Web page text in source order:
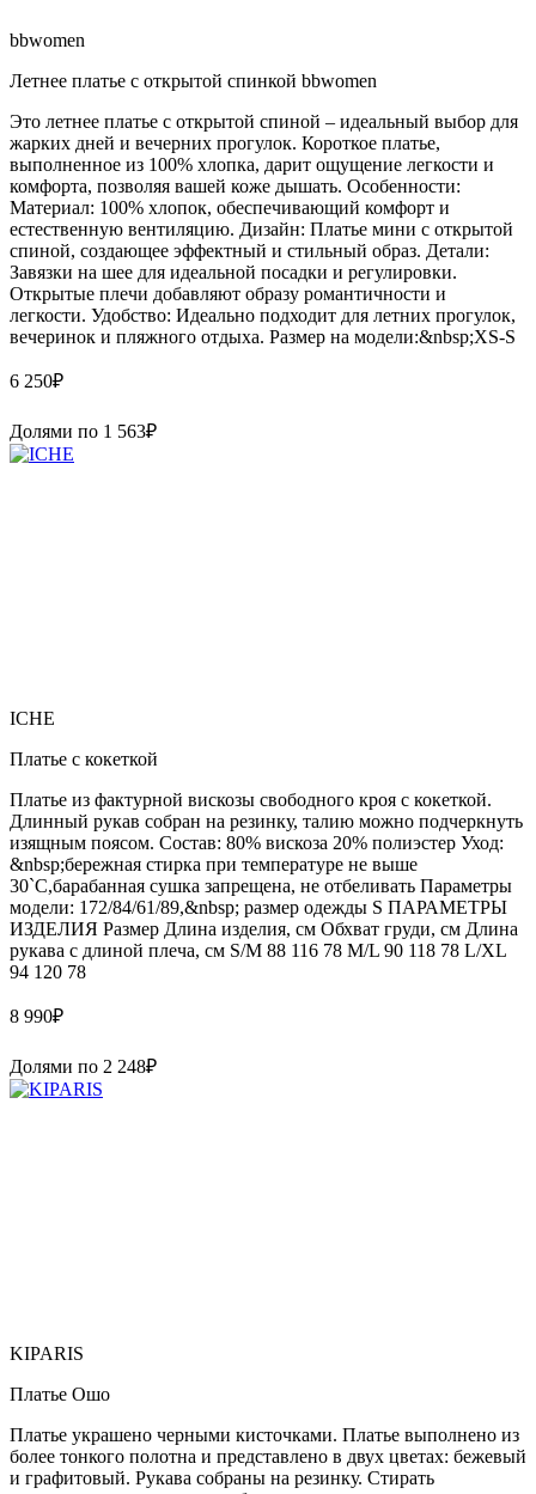
bbwomen
Летнее платье с открытой спинкой bbwomen
Это летнее платье с открытой спиной – идеальный выбор для
жарких дней и вечерних прогулок. Короткое платье,
выполненное из 100% хлопка, дарит ощущение легкости и
комфорта, позволяя вашей коже дышать. Особенности:
Материал: 100% хлопок, обеспечивающий комфорт и
естественную вентиляцию. Дизайн: Платье мини с открытой
спиной, создающее эффектный и стильный образ. Детали:
Завязки на шее для идеальной посадки и регулировки.
Открытые плечи добавляют образу романтичности и
легкости. Удобство: Идеально подходит для летних прогулок,
вечеринок и пляжного отдыха. Размер на модели:&nbsp;XS-S
6 250₽
Долями по 1 563₽
ICHE
Платье с кокеткой
Платье из фактурной вискозы свободного кроя с кокеткой.
Длинный рукав собран на резинку, талию можно подчеркнуть
изящным поясом. Состав: 80% вискоза 20% полиэстер Уход:
&nbsp;бережная стирка при температуре не выше
30`C,барабанная сушка запрещена, не отбеливать Параметры
модели: 172/84/61/89,&nbsp; размер одежды S ПАРАМЕТРЫ
ИЗДЕЛИЯ Размер Длина изделия, см Обхват груди, см Длина
рукава с длиной плеча, см S/M 88 116 78 M/L 90 118 78 L/XL
94 120 78
8 990₽
Долями по 2 248₽
KIPARIS
Платье Ошо
Платье украшено черными кисточками. Платье выполнено из
более тонкого полотна и представлено в двух цветах: бежевый
и графитовый. Рукава собраны на резинку. Стирать